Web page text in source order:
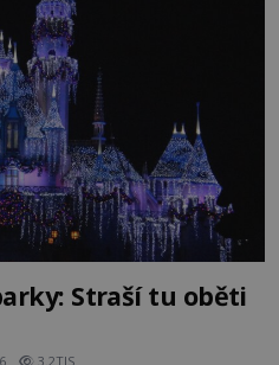
kokain. Tímto
Straší tu oběti
3.2TIS